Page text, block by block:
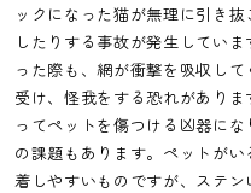
ックになった猫が無理に引き
したりする事故が発生してい
った際も、網が衝撃を吸収し
受け、怪我をする恐れがあり
ってペットを傷つける凶器に
の課題もあります。ペットが
着しやすいものですが、ステン